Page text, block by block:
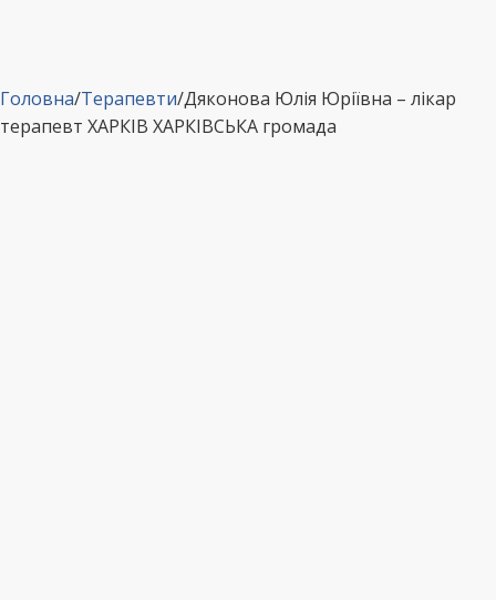
Головна/Терапевти/Дяконова Юлія Юріївна – лікар
терапевт ХАРКІВ ХАРКІВСЬКА громада